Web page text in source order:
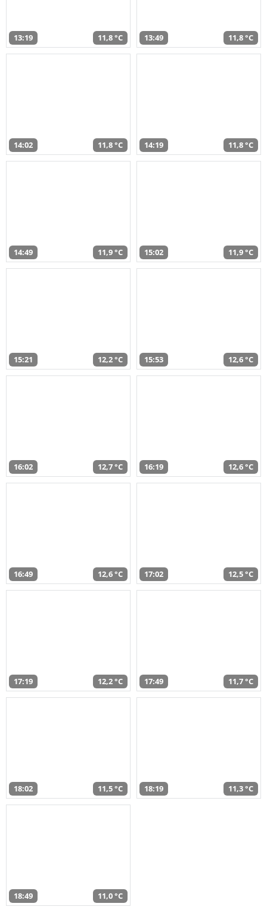
13:19 11,8 °C 13:49 11,8 °C
14:02 11,8 °C 14:19 11,8 °C
14:49 11,9 °C 15:02 11,9 °C
15:21 12,2 °C 15:53 12,6 °C
16:02 12,7 °C 16:19 12,6 °C
16:49 12,6 °C 17:02 12,5 °C
17:19 12,2 °C 17:49 11,7 °C
18:02 11,5 °C 18:19 11,3 °C
18:49 11,0 °C